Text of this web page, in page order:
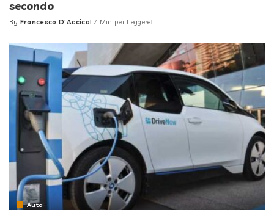
secondo
Posted
By Francesco D'Accico 7 Min per Leggere
Auto